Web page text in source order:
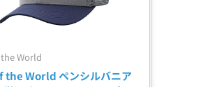
World
the World ペンシルバニア